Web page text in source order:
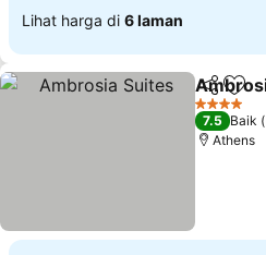
Lihat harga di 6 laman
Kongsi
4 Bintang
7.5 Baik
Athens